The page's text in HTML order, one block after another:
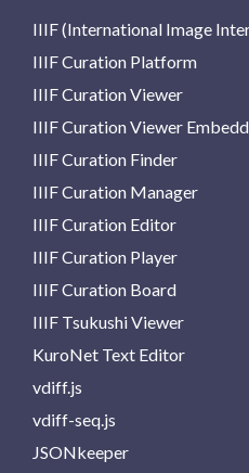
IIIF (International Image
IIIF Curation Platform
IIIF Curation Viewer
IIIF Curation Viewer
IIIF Curation Finder
IIIF Curation Manager
IIIF Curation Editor
IIIF Curation Player
IIIF Curation Board
IIIF Tsukushi Viewer
KuroNet Text Editor
vdiff.js
vdiff-seq.js
JSONkeeper